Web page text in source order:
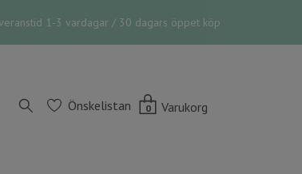
1-3 vardagar / 30 dagars öppet köp
Önskelistan 0 Varukorg